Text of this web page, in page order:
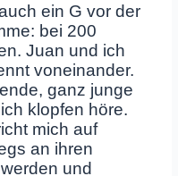
ein G vor der
bei 200
Juan und ich
voneinander.
ganz junge
klopfen höre.
mich auf
an ihren
und